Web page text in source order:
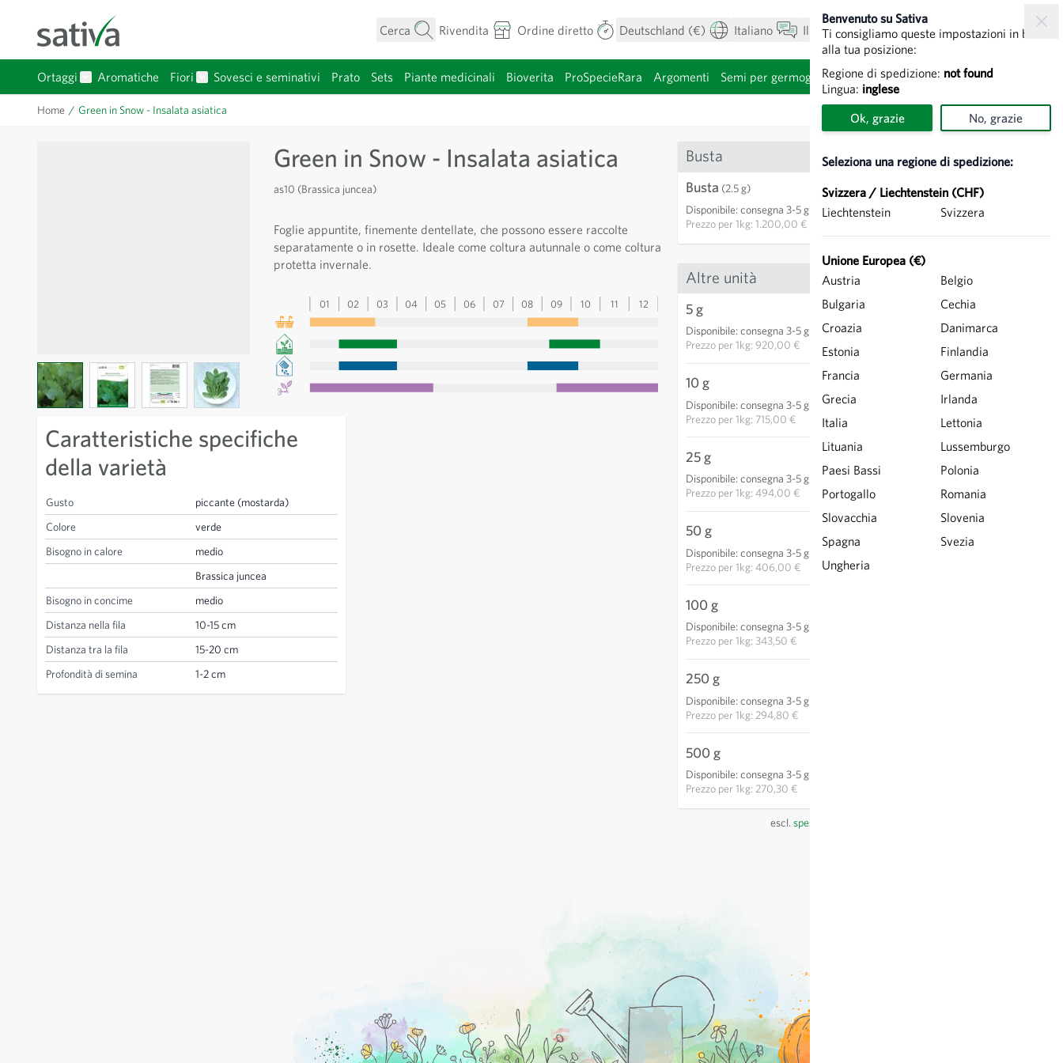
Cerca
Rivendita Ordine diretto Deutschland (€) Italiano Il mio account Visualizza carrello
Ortaggi
Aromatiche
Fiori
Sovesci e seminativi Prato Sets Piante medicinali Bioverita ProSpecieRara Argomenti Semi per germogli
Benvenuto su Sativa
Ti consigliamo queste impostazioni in base
alla tua posizione:
Regione di spedizione: not found
Lingua: inglese
Ok, grazie No, grazie
Seleziona una regione di spedizione:
Svizzera / Liechtenstein (CHF)
Liechtenstein
Svizzera
Unione Europea (€)
Austria
Belgio
Bulgaria
Cechia
Croazia
Danimarca
Estonia
Finlandia
Francia
Germania
Grecia
Irlanda
Italia
Lettonia
Lituania
Lussemburgo
Paesi Bassi
Polonia
Portogallo
Romania
Slovacchia
Slovenia
Spagna
Svezia
Ungheria
Home / Green in Snow - Insalata asiatica
Green in Snow - Insalata asiatica
as10 (Brassica juncea)
Foglie appuntite, finemente dentellate, che possono essere raccolte
separatamente o in rosette. Ideale come coltura autunnale o come coltura
protetta invernale.
01 02 03 04 05 06 07 08 09 10 11 12
View larger imageView larger imageView larger imageView larger image
Caratteristiche specifiche
della varietà
Gusto
piccante (mostarda)
Colore
verde
Bisogno in calore
medio
Brassica juncea
Bisogno in concime
medio
Distanza nella fila
10-15 cm
Distanza tra la fila
15-20 cm
Profondità di semina
1-2 cm
Busta
Busta (2.5 g)
Disponibile: consegna 3-5 giorni
Prezzo per1kg: 1.200,00 €
3,00 €
AGGIUNGI AL CARRELLO
Altre unità
5 g
Disponibile: consegna 3-5 giorni
Prezzo per1kg: 920,00 €
AGGIUNGI AL CARRELLO
10 g
Disponibile: consegna 3-5 giorni
Prezzo per1kg: 715,00 €
7,15 €
25 g
Disponibile: consegna 3-5 giorni
Prezzo per1kg: 494,00 €
12,35 €
50 g
Disponibile: consegna 3-5 giorni
Prezzo per1kg: 406,00 €
100 g
Disponibile: consegna 3-5 giorni
Prezzo per1kg: 343,50 €
250 g
Disponibile: consegna 3-5 giorni
Prezzo per1kg: 294,80 €
500 g
Disponibile: consegna 3-5 giorni
Prezzo per1kg: 270,30 €
escl. spese di spedizione